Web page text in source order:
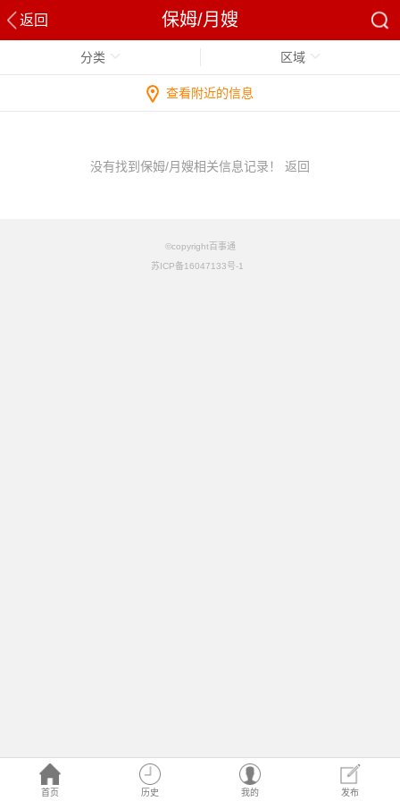
返回 保姆/月嫂
首页 历史 我的 发布
分类 区域
查看附近的信息
没有找到保姆/月嫂相关信息记录！ 返回
©copyright百事通
苏ICP备16047133号-1